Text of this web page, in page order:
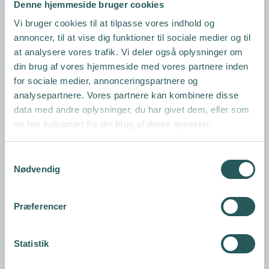
Denne hjemmeside bruger cookies
Vi bruger cookies til at tilpasse vores indhold og
annoncer, til at vise dig funktioner til sociale medier og til
at analysere vores trafik. Vi deler også oplysninger om
din brug af vores hjemmeside med vores partnere inden
for sociale medier, annonceringspartnere og
analysepartnere. Vores partnere kan kombinere disse
data med andre oplysninger, du har givet dem, eller som
de har indsamlet fra din brug af deres tjenester.
Nødvendig
Præferencer
Statistik